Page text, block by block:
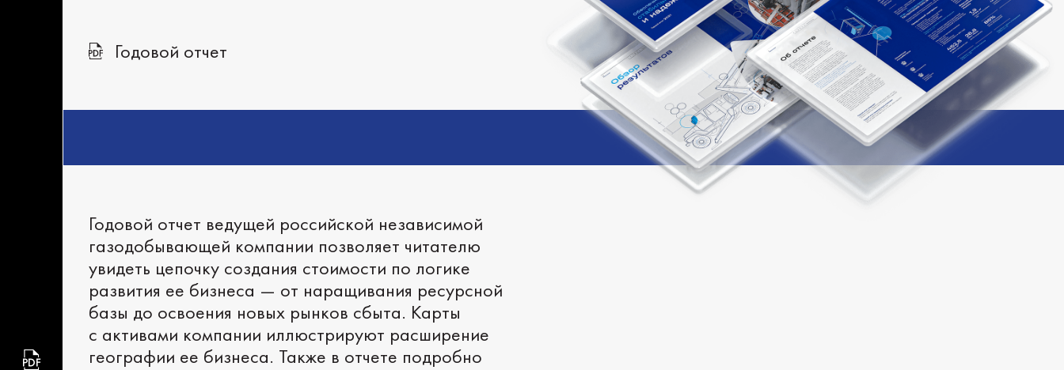
Годовой отчет
Годовой отчет ведущей российской независимой
газодобывающей компании позволяет читателю
увидеть цепочку создания стоимости по логике
развития ее бизнеса — от наращивания ресурсной
базы до освоения новых рынков сбыта. Карты
с активами компании иллюстрируют расширение
географии ее бизнеса. Также в отчете подробно